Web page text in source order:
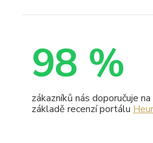
98 %
zákazníků nás doporučuje na
základě recenzí portálu